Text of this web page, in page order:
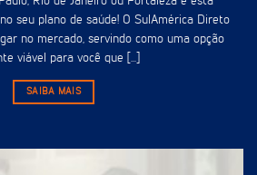
seu plano de saúde! O SulAmérica Direto
no mercado, servindo como uma opção
viável para você que [...]
SAIBA MAIS